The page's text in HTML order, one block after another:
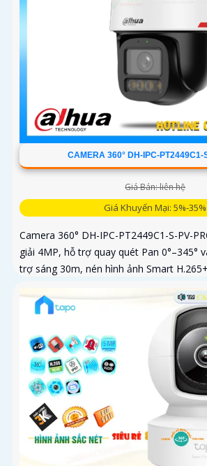
CAMERA 360° DH-IPC-PT2449C1-
Giá Bán: liên hệ
Giá Khuyến Mại: 5%-35%
Camera 360° DH-IPC-PT2449C1-S-PV-
giải 4MP, hỗ trợ quay quét Pan 0°–345°
trợ sáng 30m, nén hình ảnh Smart